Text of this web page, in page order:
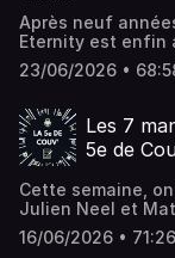
Après neuf
Eternity est enfin
premiers pas
vertigineux de
Couv’ – #5DC –
sur La 5e de
manga !.
23/06/2026 •
Les 7
5e de
Cette semaine,
Julien Neel et
parler de son
c’est à travers
16/06/2026 • 71:26